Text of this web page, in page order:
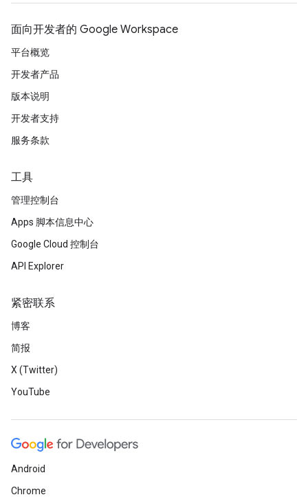
面向开发者的 Google Workspace
平台概览
开发者产品
版本说明
开发者支持
服务条款
工具
管理控制台
Apps 脚本信息中心
Google Cloud 控制台
API Explorer
紧密联系
博客
简报
X (Twitter)
YouTube
Android
Chrome